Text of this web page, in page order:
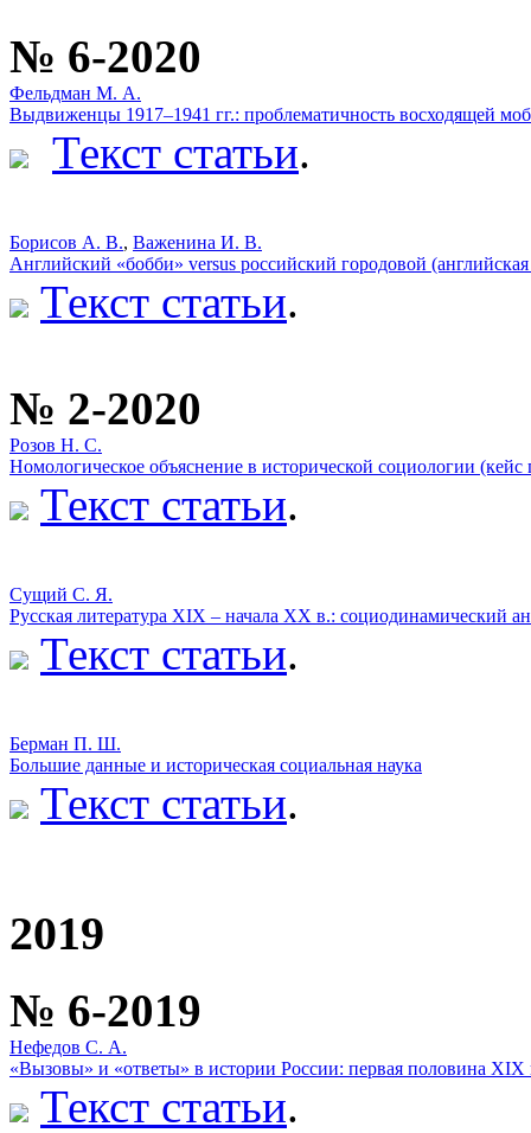
№ 6-2020
Фельдман М. А.
Выдвиженцы 1917–1941 гг.: проблематичность восходящей
Текст статьи.
Борисов А. В., Важенина И. В.
Английский «бобби» versus российский городовой
Текст статьи.
№ 2-2020
Розов Н. С.
Номологическое объяснение в исторической социологии (кейс
Текст статьи.
Сущий С. Я.
Русская литература XIX – начала XX в.: социодинамический
Текст статьи.
Берман П. Ш.
Большие данные и историческая социальная наука
Текст статьи.
2019
№ 6-2019
Нефедов С. А.
«Вызовы» и «ответы» в истории России: первая половина XIX
Текст статьи.